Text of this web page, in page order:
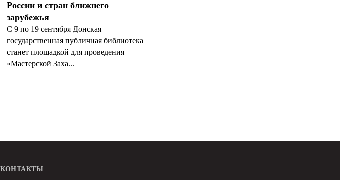
России и стран ближнего
зарубежья
С 9 по 19 сентября Донская
государственная публичная библиотека
станет площадкой для проведения
«Мастерской Заха...
КОНТАКТЫ